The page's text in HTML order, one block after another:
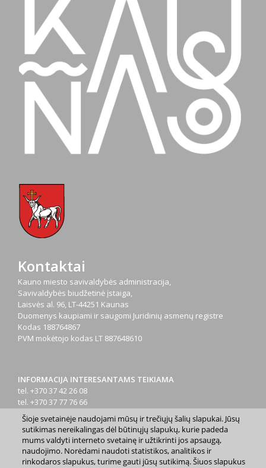
Kontaktai
Kauno miesto savivaldybės administracija,
Savivaldybės biudžetinė įstaiga,
Laisvės al. 96, LT-44251 Kaunas
Duomenys kaupiami ir saugomi Juridinių asmenų registre
Kodas 188764867
PVM mokėtojo kodas LT 887648610
INFORMACIJA INTERESANTAMS TEIKIAMA
tel. +370 37 42 26 08
tel. +370 37 77 76 66
tel. +370 660 07000
el. p.info@kaunas.lt
Šioje svetainėje naudojami mūsų ir trečiųjų šalių slapukai. Jūsų
sutikimas nereikalingas dėl būtinųjų slapukų, kurie padeda
mums valdyti interneto svetainę ir užtikrinti jos apsaugą,
naudojimo. Norėdami naudoti statistikos, analitikos ir
rinkodaros slapukus, turime gauti jūsų sutikimą. Šiuos slapukus